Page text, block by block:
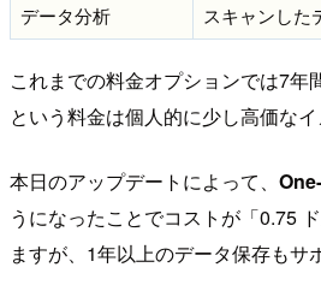
データ分析
スキャンした
これまでの料金オプションでは7
という料金は個人的に少し高価なイ
本日のアップデートによって、
うになったことでコストが「0.75
ますが、1年以上のデータ保存もサ